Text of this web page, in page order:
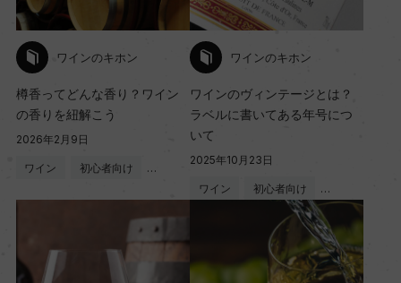
ワインのキホン
樽香ってどんな香り？ワイン
の香りを紐解こう
2026年2月9日
ワイン 初心者向け …
ワインのキホン
ワインのヴィンテージとは？
ラベルに書いてある年号につ
いて
2025年10月23日
ワイン 初心者向け …